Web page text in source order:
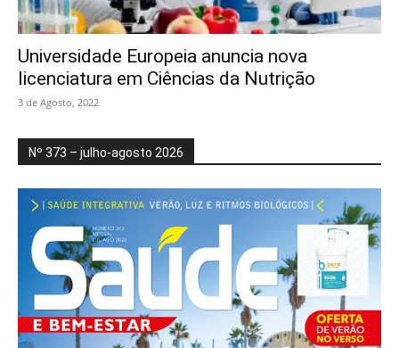
Universidade Europeia anuncia nova
licenciatura em Ciências da Nutrição
3 de Agosto, 2022
Nº 373 – julho-agosto 2026